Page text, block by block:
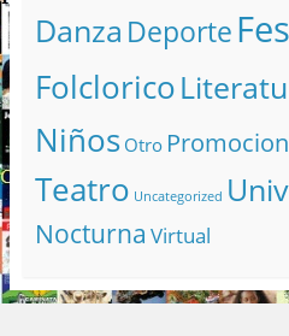
Danza Deporte
Folclorico
Niños Otro
Teatro Uncategorized
Nocturna Virtual